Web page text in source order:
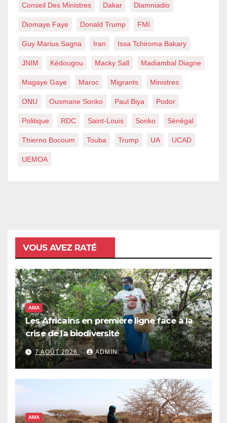
Conseil Des Ministres Dakar Diamniadio
Diomaye Faye Donald Trump FMI
Guy Marius Sagna Iran Issa Tchiroma Bakary
JNIM Kédougou Macky Sall Madiambal Diagne
Magaye Gaye Maroc Migrants Ministres
ONU Ousmane Sonko Paul Biya Podor
Politique RDC Saint-Louis Sonko Sénégal
Thierno Bocoum Touba Trump UA UCAD
UEMOA
VOUS AVEZ RATÉ
AMA
Les Africains en première ligne face à la
crise de la biodiversité
7 AOÛT 2026 ADMIN
AMA